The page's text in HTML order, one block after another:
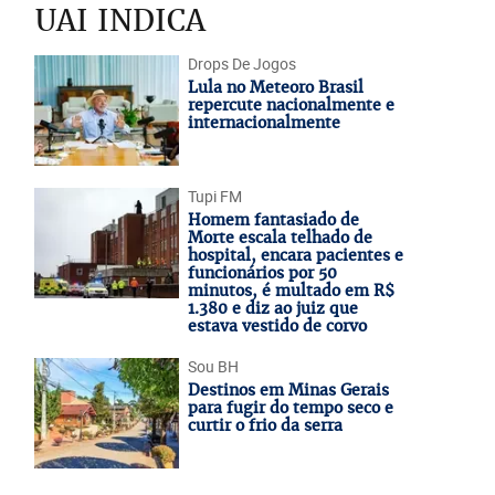
UAI INDICA
Drops De Jogos
Lula no Meteoro Brasil
repercute nacionalmente e
internacionalmente
Tupi FM
Homem fantasiado de
Morte escala telhado de
hospital, encara pacientes e
funcionários por 50
minutos, é multado em R$
1.380 e diz ao juiz que
estava vestido de corvo
Sou BH
Destinos em Minas Gerais
para fugir do tempo seco e
curtir o frio da serra